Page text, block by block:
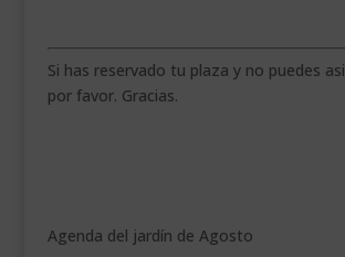
Si has reservado tu plaza y no puedes
por favor. Gracias.
Agenda del jardín de Agosto